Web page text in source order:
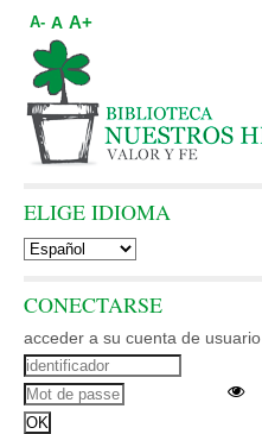
A- A A+
ELIGE IDIOMA
CONECTARSE
acceder a su cuenta de usuario